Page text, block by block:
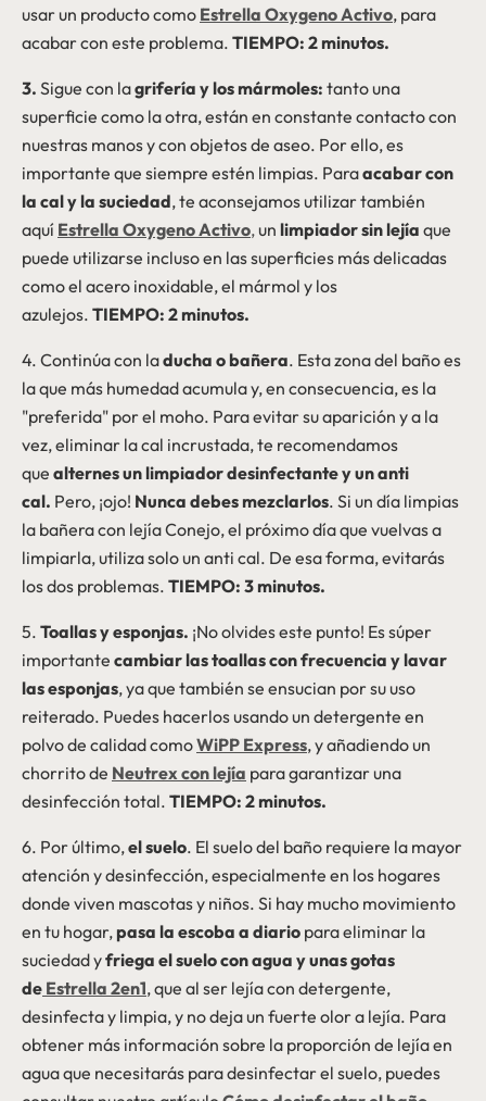
usar un producto como Estrella Oxygeno Activo, para
acabar con este problema. TIEMPO: 2 minutos.
3. Sigue con lagrifería y los mármoles: tanto una
superficie como la otra, están en constante contacto con
nuestras manos y con objetos de aseo. Por ello, es
importante que siempre estén limpias. Paraacabar con
la cal y la suciedad, te aconsejamos utilizar también
aquí Estrella OxygenoActivo,un limpiador sin lejía que
puede utilizarse incluso en las superficies más delicadas
como el acero inoxidable, el mármol y los
azulejos. TIEMPO: 2 minutos.
4. Continúa con laducha o bañera. Esta zona del baño es
la que más humedad acumula y, en consecuencia, es la
"preferida" por el moho. Para evitar su aparición y a la
vez, eliminar la cal incrustada, te recomendamos
que alternes un limpiador desinfectante y un anti
cal. Pero, ¡ojo! Nunca debes mezclarlos. Si un día limpias
la bañera con lejía Conejo, el próximo día que vuelvas a
limpiarla, utiliza solo un anti cal. De esa forma, evitarás
los dos problemas. TIEMPO: 3 minutos.
5. Toallas y esponjas. ¡No olvides este punto! Es súper
importante cambiar las toallas con frecuencia y lavar
las esponjas, ya que también se ensucian por su uso
reiterado. Puedes hacerlos usando un detergente en
polvo de calidad comoWiPP Express, y añadiendo un
chorrito de Neutrex con lejía para garantizar una
desinfección total. TIEMPO: 2 minutos.
6. Por último,el suelo. El suelo del baño requiere la mayor
atención y desinfección, especialmente en los hogares
donde viven mascotas y niños. Si hay mucho movimiento
en tu hogar,pasa la escoba a diario para eliminar la
suciedad yfriega el suelo con agua y unas gotas
de Estrella 2en1, que al ser lejía con detergente,
desinfecta y limpia, y no deja un fuerte olor a lejía. Para
obtener más información sobre la proporción de lejía en
agua que necesitarás para desinfectar el suelo, puedes